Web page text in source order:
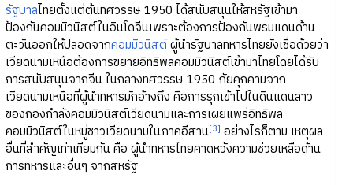
รัฐบาลไทยตั้งแต่ต้นทศวรรษ 1950 ได้สนับสนุนให้สหรัฐเข้ามา
ป้องกันคอมมิวนิสต์ในอินโดจีนเพราะต้องการป้องกันพรมแดนด้าน
ตะวันออกให้ปลอดจากคอมมิวนิสต์ผู้นำรัฐบาลทหารไทยยังเชื่อด้วยว่า
เวียดนามเหนือต้องการขยายอิทธิพลคอมมิวนิสต์เข้ามาไทยโดยได้รับ
การสนับสนุนจากจีน ในกลางทศวรรษ 1950 ภัยคุกคามจาก
เวียดนามเหนือที่ผู้นำทหารมักอ้างถึง คือการรุกเข้าไปในดินแดนลาว
ของกองกำลังคอมมิวนิสต์เวียดนามและการเผยแพร่อิทธิพล
คอมมิวนิสต์ในหมู่ชาวเวียดนามในภาคอีสาน[3] อย่างไรก็ตาม เหตุผล
อื่นที่สำคัญเท่าเทียมกัน คือ ผู้นำทหารไทยคาดหวังความช่วยเหลือด้าน
การทหารและอื่นๆ จากสหรัฐ